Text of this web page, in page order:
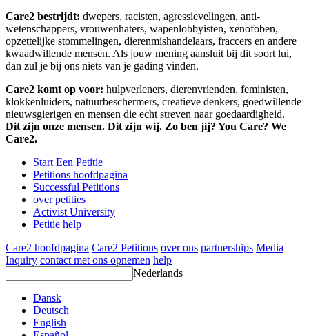
Care2 bestrijdt: dwepers, racisten, agressievelingen, anti-
wetenschappers, vrouwenhaters, wapenlobbyisten, xenofoben,
opzettelijke stommelingen, dierenmishandelaars, fraccers en andere
kwaadwillende mensen. Als jouw mening aansluit bij dit soort lui,
dan zul je bij ons niets van je gading vinden.
Care2 komt op voor: hulpverleners, dierenvrienden, feministen,
klokkenluiders, natuurbeschermers, creatieve denkers, goedwillende
nieuwsgierigen en mensen die echt streven naar goedaardigheid.
Dit zijn onze mensen. Dit zijn wij. Zo ben jij? You Care? We
Care2.
Start Een Petitie
Petitions hoofdpagina
Successful Petitions
over petities
Activist University
Petitie help
Care2 hoofdpagina Care2 Petitions over ons partnerships Media
Inquiry contact met ons opnemen help
Nederlands
Dansk
Deutsch
English